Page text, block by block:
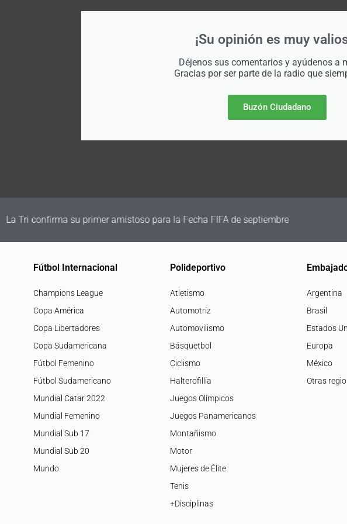
¡Su opinión es muy
Déjenos sus comentarios y ayúdenos a
Gracias por ser parte de la radio que
Buzón Ciudadano
su primer amistoso para la Fecha FIFA de septiembre
Fútbol Internacional
Champions League
Copa América
Copa Libertadores
Copa Sudamericana
Fútbol Femenino
Fútbol Sudamericano
Mundial Catar 2022
Mundial Femenino
Mundial Sub 17
Mundial Sub 20
Mundo
Polideportivo
Atletismo
Automotriz
Automovilismo
Básquetbol
Ciclismo
Halterofillia
Juegos Olímpicos
Juegos Panamericanos
Montañismo
Motor
Mujeres de Élite
Tenis
+Disciplinas
Argentina
Brasil
Estados
Europa
México
Otras